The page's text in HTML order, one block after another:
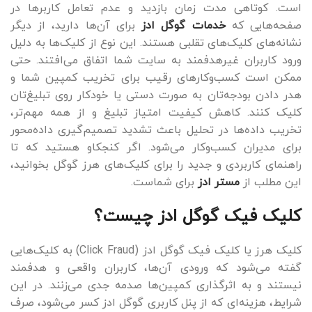
است. کوتاهی مدت زمان بازدید و عدم تعامل کاربرها در
صفحه‌هایی کهخدمات گوگل ادز برای آن‌ها دارید، از دیگر
نشانه‌های کلیک‌های تقلبی هستند. این نوع از کلیک‌ها به دلیل
ورود کاربران غیرهدفمند به سایت شما اتفاق می‌افتند. حتی
ممکن است کسب‌وکارهای رقیب برای تخریب کمپین شما و
هدر دادن بودجه‌تان به صورت دستی یا خودکار روی تبلیغ‌تان
کلیک کنند. کاهش کیفیت امتیاز تبلیغ و از همه مهم‌تر،
تخریب داده‌ها در تحلیل باعث تشدید تصمیم‌گیری داده‌محور
برای مدیران کسب‌وکار می‌‎شود. اگر کنجکاو هستید که تا
راهنمای کاربردی و جدید را برای کلیک‌های هرز گوگل بخوانید،
این مطلب از مستر ادز برای شماست.
کلیک فیک گوگل ادز چیست؟
کلیک هرز یا کلیک فیک گوگل ادز (Click Fraud) به کلیک‎‌هایی
گفته می‌شود که ورودی آن‌ها، کاربران واقعی و هدفمند
نیستند و به اثرگذاری کمپین‌ها صدمه جدی می‌زنند. در این
شرایط، هزینه‌ای که از پنل کاربری گوگل ادز کسر می‌شود، صرف